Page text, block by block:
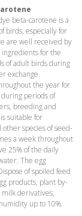
beta-carotene is a
birds, especially for
are well received by
ingredients for the
of adult birds during
exchange.
the year for
periods of
breeding and
suitable for
other species of seed-
a week throughout
25% of the daily
The egg
of spoiled feed
products, plant by-
milk derivatives,
up to 10%.